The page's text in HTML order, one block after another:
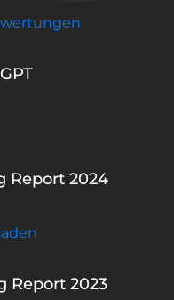
Report 2024
Report 2023